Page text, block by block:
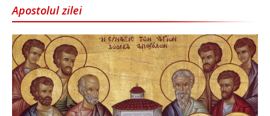
Apostolul zilei